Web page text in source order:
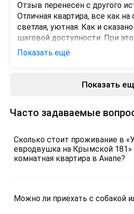
города.Наталья очень
просьбу,это тоже очень
приедим,то обязательно к ней
Отзыв перенесен с другого
Отличная квартира, все как на
светлая, уютная. Как и
шаговой доступности. При
спокойный. Хозяйка всегда
Рекомендую.
Показать ещё
Показать
Часто задаваемые
Сколько стоит проживание в
евродвушка на Крымской 181»
комнатная квартира в Анапе?
Можно ли приехать с собакой